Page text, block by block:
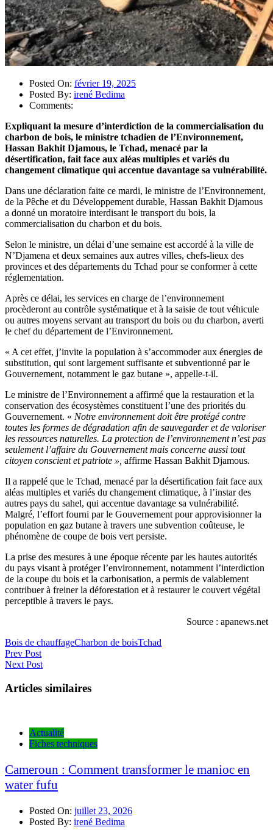
Posted On: février 19, 2025
Posted By: irené Bedima
Comments:
Expliquant la mesure d’interdiction de la commercialisation du
charbon de bois, le ministre tchadien de l’Environnement,
Hassan Bakhit Djamous, le Tchad, menacé par la
désertification, fait face aux aléas multiples et variés du
changement climatique qui accentue davantage sa vulnérabilité.
Dans une déclaration faite ce mardi, le ministre de l’Environnement,
de la Pêche et du Développement durable, Hassan Bakhit Djamous
a donné un moratoire interdisant le transport du bois, la
commercialisation du charbon et du bois.
Selon le ministre, un délai d’une semaine est accordé à la ville de
N’Djamena et deux semaines aux autres villes, chefs-lieux des
provinces et des départements du Tchad pour se conformer à cette
réglementation.
Après ce délai, les services en charge de l’environnement
procèderont au contrôle systématique et à la saisie de tout véhicule
ou autres moyens servant au transport du bois ou du charbon, averti
le chef du département de l’Environnement.
« A cet effet, j’invite la population à s’accommoder aux énergies de
substitution, qui sont largement suffisante et subventionné par le
Gouvernement, notamment le gaz butane », appelle-t-il.
Le ministre de l’Environnement a affirmé que la restauration et la
conservation des écosystèmes constituent l’une des priorités du
Gouvernement. « Notre environnement doit être protégé contre
toutes les formes de dégradation afin de sauvegarder et de valoriser
les ressources naturelles. La protection de l’environnement n’est pas
seulement l’affaire du Gouvernement mais concerne aussi tout
citoyen conscient et patriote », affirme Hassan Bakhit Djamous.
Il a rappelé que le Tchad, menacé par la désertification fait face aux
aléas multiples et variés du changement climatique, à l’instar des
autres pays du sahel, qui accentue davantage sa vulnérabilité.
Malgré, l’effort fourni par le Gouvernement pour approvisionner la
population en gaz butane à travers une subvention coûteuse, le
phénomène de coupe de bois vert persiste.
La prise des mesures à une époque récente par les hautes autorités
du pays visant à protéger l’environnement, notamment l’interdiction
de la coupe du bois et la carbonisation, a permis de valablement
contribuer à freiner la déforestation et à restaurer le couvert végétal
perceptible à travers le pays.
Source : apanews.net
Bois de chauffageCharbon de boisTchad
Navigation
de
l’article
Prev Post
Next Post
Articles similaires
Actualité
Fiches techniques
Cameroun : Comment transformer le manioc en
water fufu
Posted On: juillet 23, 2026
Posted By: irené Bedima